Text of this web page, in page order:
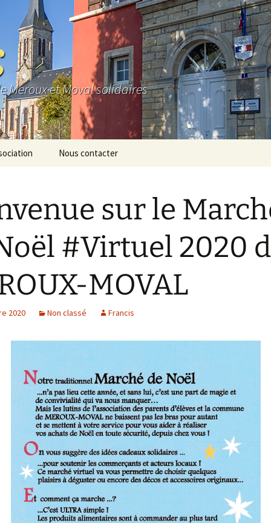
Meroux et Moval solidaires
Nous contacter
sur le
#Virtuel 2020
MOVAL
2020 Non classé Francis